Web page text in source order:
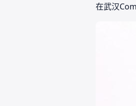
在武汉